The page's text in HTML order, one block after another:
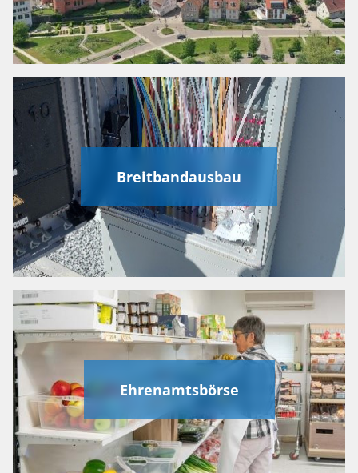
Breitbandausbau
Ehrenamtsbörse